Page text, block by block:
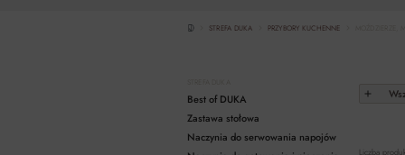
STREFA DUKA PRZYBORY KUCHENNE
Best of DUKA
Zastawa stołowa
Naczynia do serwowania napojów
Liczba